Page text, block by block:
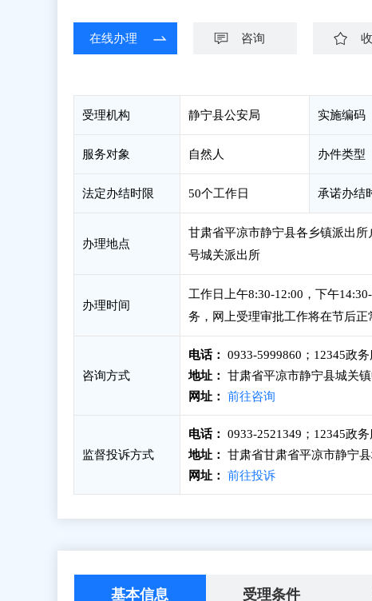
在线办理 咨询
受理机构 静宁县公安局 实施编码
服务对象 自然人 办件类型
法定办结时限 50个工作日 承诺办结
办理地点
甘肃省平凉市静宁县各乡镇派出
号城关派出所
办理时间
工作日上午8:30-12:00，下午
务，网上受理审批工作将在节后正
咨询方式
电话：
0933-5999860；12345政
地址：
甘肃省平凉市静宁县城关
网址：
前往咨询
监督投诉方式
电话：
0933-2521349；12345政
地址：
甘肃省甘肃省平凉市静宁
网址：
前往投诉
基本信息 受理条件